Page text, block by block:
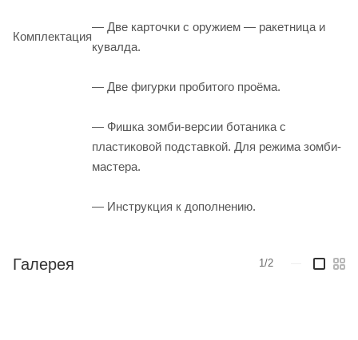
Комплектация
— Две карточки с оружием — ракетница и
кувалда.
— Две фигурки пробитого проёма.
— Фишка зомби-версии ботаника с
пластиковой подставкой. Для режима зомби-
мастера.
— Инструкция к дополнению.
Галерея 1/2